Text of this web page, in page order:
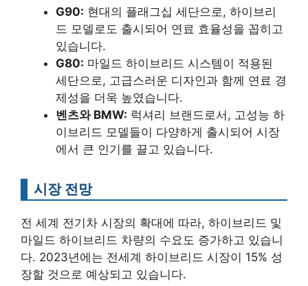
G90: 현대의 플래그십 세단으로, 하이브리
드 모델로도 출시되어 연료 효율성을 꼽히고
있습니다.
G80: 마일드 하이브리드 시스템이 적용된
세단으로, 고급스러운 디자인과 함께 연료 경
제성을 더욱 높였습니다.
벤츠와 BMW: 럭셔리 브랜드로서, 고성능 하
이브리드 모델들이 다양하게 출시되어 시장
에서 큰 인기를 끌고 있습니다.
시장 전망
전 세계 전기차 시장의 확대에 따라, 하이브리드 및
마일드 하이브리드 차량의 수요도 증가하고 있습니
다. 2023년에는 전세계 하이브리드 시장이 15% 성
장할 것으로 예상되고 있습니다.